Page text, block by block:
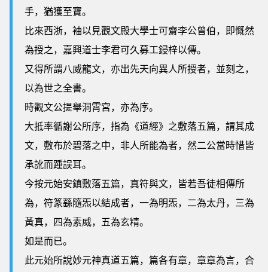
手，猶獲至寶。
比來西浙，袖以見觀文殿大學士可齋李公曾伯，即慨然
為授之，嘉興道士李君可久募工鋟梓以傳。
又得所謂八威龍文，亦出先天向異人所授者，並刻之，
以為世之全書。
時觀文公提舉洞霄宮，亦為序。
大抵率循謝公所序，指為《道經》之敷落五篇，謂其成
文，敷布於碧落之中，非人所能為者，然二公當時惜皆
承訛而踵誤耳。
今按元始安鎮敷落五篇，真符與文，皆若吾徒相傳所
為，符篆繇隨炁以結成者，一為明炁，二為太丹，三為
黃真，四為素威，五為玄精。
如是而已。
此元始所說妙元神真道五篇，篇各有章，章章為言，合